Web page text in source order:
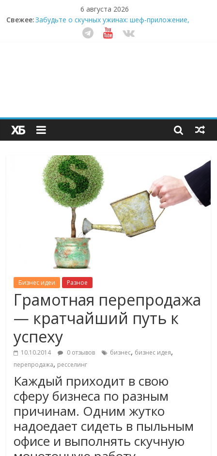
6 августа 2026
Свежее:Забудьте о скучных ужинах: шеф-приложение,
которое видит вашу еду насквозь
Небо зовёт: как бизнес на полётах дронов и
Секрет супергидратации: почему кокосовая вода с
пребиотиками становится главным трендом
здорового питания
Бизнес идеи Разное
Грамотная перепродажа
— кратчайший путь к
успеху
10.10.2014 0 отзывов бизнес, бизнес идея,
перепродажа, ресселинг
Каждый приходит в свою
сферу бизнеса по разным
причинам. Одним жутко
надоедает сидеть в пыльным
офисе и выполнять скучную